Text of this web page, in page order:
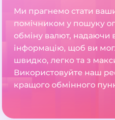
Ми прагнемо стати
помічником у пошуку
обміну валют, надаючи
інформацію, щоб ви
швидко, легко та з
Використовуйте наш
кращого обмінного